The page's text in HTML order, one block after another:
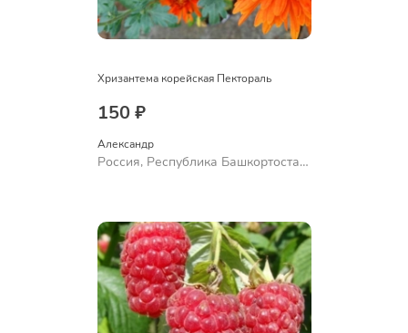
Хризантема корейская Пектораль
150 ₽
Александр
Россия, Республика Башкортостан,